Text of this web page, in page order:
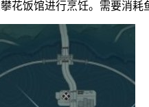
花饭馆进行烹饪。需要消耗